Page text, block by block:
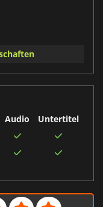
Audio
Untertitel